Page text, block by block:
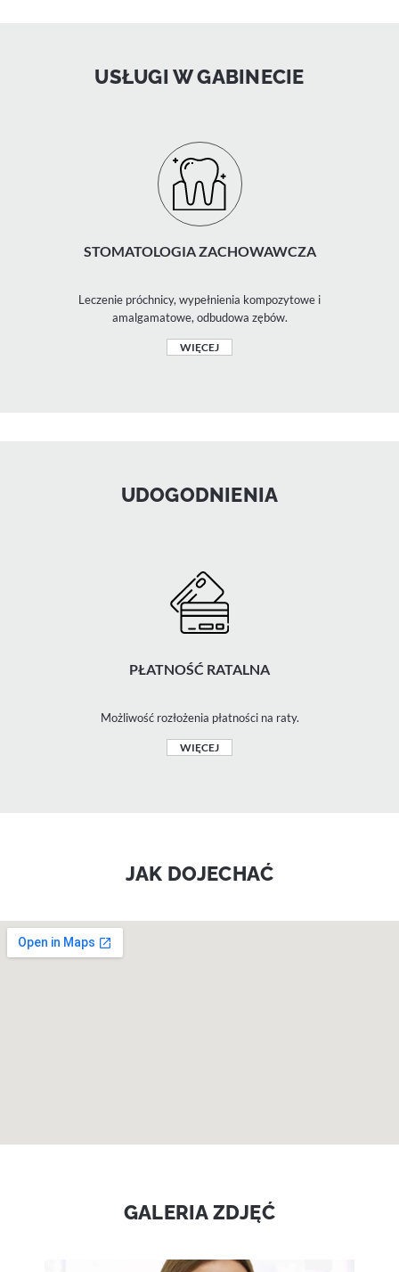
USŁUGI W GABINECIE
STOMATOLOGIA ZACHOWAWCZA
Leczenie próchnicy, wypełnienia kompozytowe i
amalgamatowe, odbudowa zębów.
WIĘCEJ
UDOGODNIENIA
PŁATNOŚĆ RATALNA
Możliwość rozłożenia płatności na raty.
WIĘCEJ
JAK DOJECHAĆ
GALERIA ZDJĘĆ